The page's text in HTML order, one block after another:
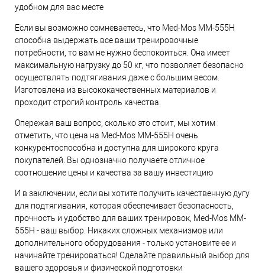
удобном для вас месте
Если вы возможно сомневаетесь, что Med-Mos MM-555Н
способна выдержать все ваши тренировочные
потребности, то вам не нужно беспокоиться. Она имеет
максимальную нагрузку до 50 кг, что позволяет безопасно
осуществлять подтягивания даже с большим весом.
Изготовлена из высококачественных материалов и
проходит строгий контроль качества.
Опережая ваш вопрос, сколько это стоит, мы хотим
отметить, что цена на Med-Mos MM-555Н очень
конкурентоспособна и доступна для широкого круга
покупателей. Вы однозначно получаете отличное
соотношение цены и качества за вашу инвестицию
И в заключении, если вы хотите получить качественную дугу
для подтягивания, которая обеспечивает безопасность,
прочность и удобство для ваших тренировок, Med-Mos MM-
555Н - ваш выбор. Никаких сложных механизмов или
дополнительного оборудования - только установите ее и
начинайте тренироваться! Сделайте правильный выбор для
вашего здоровья и физической подготовки